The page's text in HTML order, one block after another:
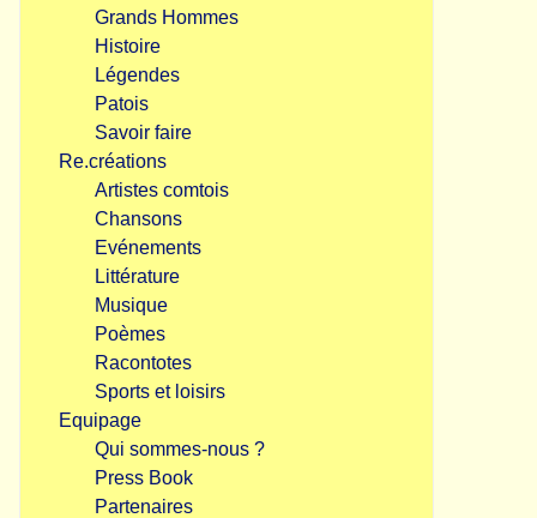
Grands Hommes
Histoire
Légendes
Patois
Savoir faire
Re.créations
Artistes comtois
Chansons
Evénements
Littérature
Musique
Poèmes
Racontotes
Sports et loisirs
Equipage
Qui sommes-nous ?
Press Book
Partenaires